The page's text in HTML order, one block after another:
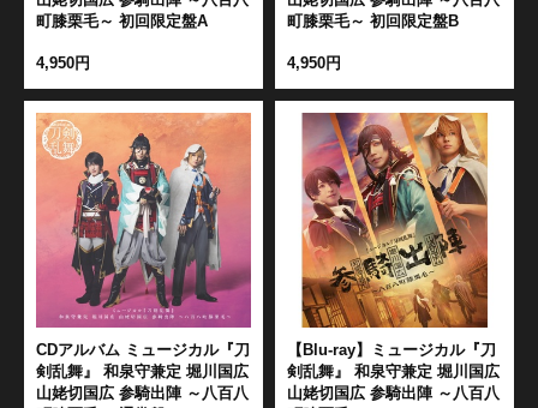
髭切 単騎出陣 ～夢幻泡影～
江 おん すていじ かうんとだうんぱーてぃー
町膝栗毛～ 初回限定盤A
4,950円
町膝栗毛～ 初回限定盤B
4,950円
CDアルバム ミュージカル『刀
剣乱舞』 和泉守兼定 堀川国広
山姥切国広 参騎出陣 ～八百八
【Blu-ray】ミュージカル『刀
剣乱舞』 和泉守兼定 堀川国広
山姥切国広 参騎出陣 ～八百八